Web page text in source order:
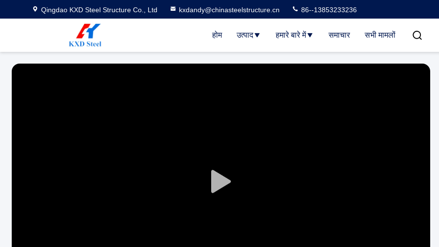
Qingdao KXD Steel Structure Co., Ltd kxdandy@chinasteelstructure.cn 86--13853233236
होम उत्पाद हमारे बारे में समाचार सभी मामलों
Play